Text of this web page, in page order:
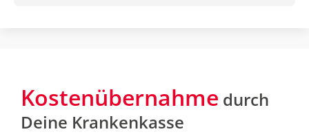
Kostenübernahme durch
Deine Krankenkasse